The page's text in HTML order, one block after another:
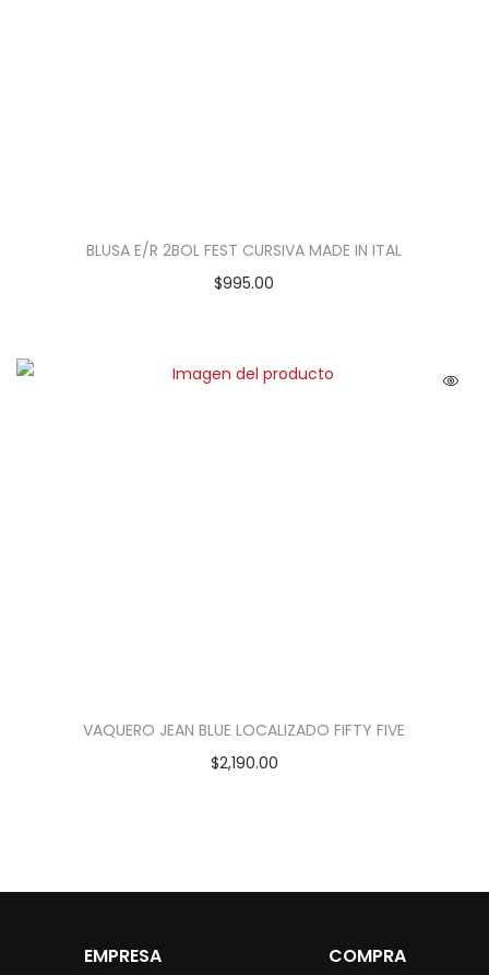
BLUSA E/R 2BOL FEST CURSIVA MADE IN ITAL
$995.00
VAQUERO JEAN BLUE LOCALIZADO FIFTY FIVE
$2,190.00
EMPRESA COMPRA